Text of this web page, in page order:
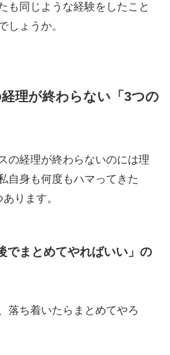
も同じような経験をしたこと
しょうか。
理が終わらない「3つの
の経理が終わらないのには理
自身も何度もハマってきた
ります。
まとめてやればいい」の
落ち着いたらまとめてやろ